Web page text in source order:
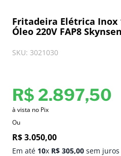
Fritadeira Elétrica Inox
Óleo 220V FAP8 Skynsen
SKU: 3021030
R$ 2.897,50
à vista no Pix
Ou
R$3.050,00
Em até 10x R$ 305,00 sem